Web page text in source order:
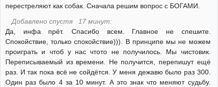
перестреляют как собак. Сначала решим вопрос с БОГАМИ.
Добавлено спустя 17 минут:
Да, инфа прёт. Спасибо всем. Главное не спешите.
Спокойствие, только спокойствие))). В принципе мы не можем
проиграть и чтоб у нас чтото не получилось. Мы чистовик.
Переписываемый из времени. Не получится, перепишут ещё
раз. И так пока всё не сойдётся. У меня дежавю было раз 300.
Один раз было 4 за 10 минут. А это знак что меняют судьбу.